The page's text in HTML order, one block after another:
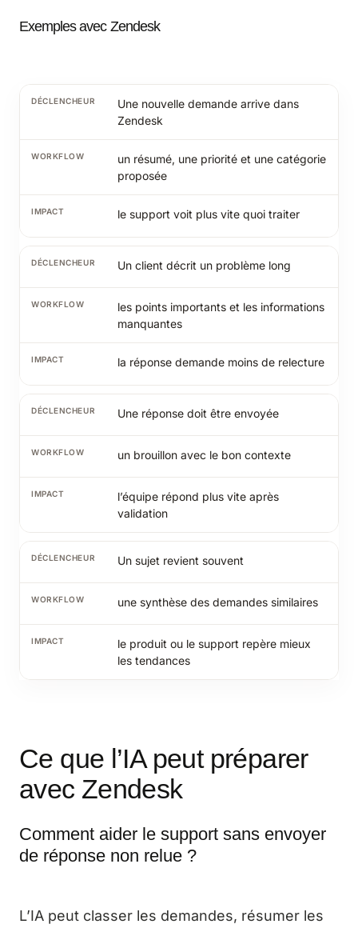
Exemples avec Zendesk
Une nouvelle demande arrive dans
Zendesk
un résumé, une priorité et une catégorie
proposée
le support voit plus vite quoi traiter
Un client décrit un problème long
les points importants et les informations
manquantes
la réponse demande moins de relecture
Une réponse doit être envoyée
un brouillon avec le bon contexte
l’équipe répond plus vite après
validation
Un sujet revient souvent
une synthèse des demandes similaires
le produit ou le support repère mieux
les tendances
Ce que l’IA peut préparer
avec Zendesk
Comment aider le support sans envoyer
de réponse non relue ?
L’IA peut classer les demandes, résumer les